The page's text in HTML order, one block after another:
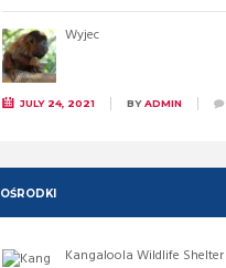
Wyjec
JULY 24, 2021 BYADMIN
OŚRODKI
Kangaloola Wildlife Shelter